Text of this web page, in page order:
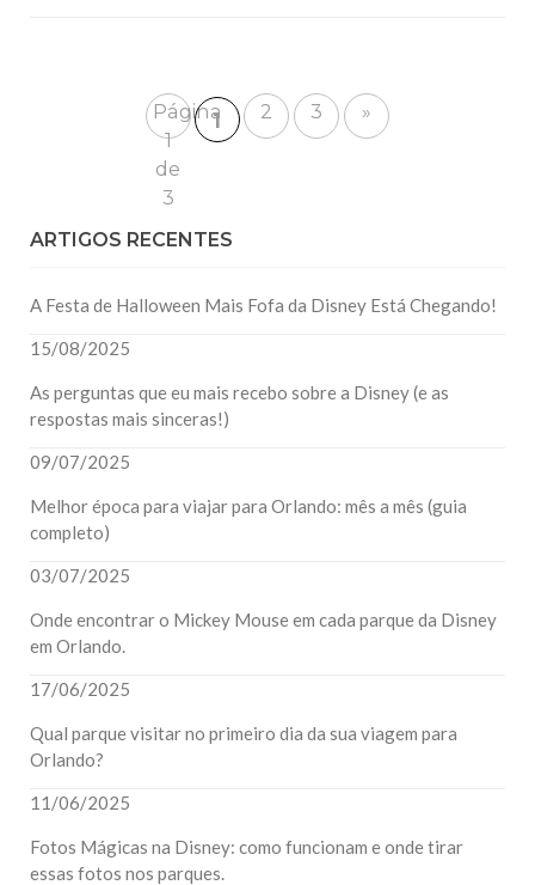
Página
1
de
3
1 2 3 »
ARTIGOS RECENTES
A Festa de Halloween Mais Fofa da Disney Está Chegando!
15/08/2025
As perguntas que eu mais recebo sobre a Disney (e as
respostas mais sinceras!)
09/07/2025
Melhor época para viajar para Orlando: mês a mês (guia
completo)
03/07/2025
Onde encontrar o Mickey Mouse em cada parque da Disney
em Orlando.
17/06/2025
Qual parque visitar no primeiro dia da sua viagem para
Orlando?
11/06/2025
Fotos Mágicas na Disney: como funcionam e onde tirar
essas fotos nos parques.